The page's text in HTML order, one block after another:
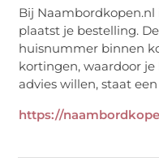
Bij Naambordkopen.nl
plaatst je bestelling.
huisnummer binnen
kortingen, waardoor
advies willen, staat
https://